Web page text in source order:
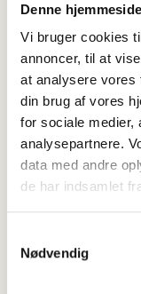
Denne
Vi bruger cookies
annoncer, til at
at analysere vores
din brug af vores
for sociale medier,
analysepartnere.
data med andre
de har indsamlet
Nødvendig
Har du
dig med
beboere